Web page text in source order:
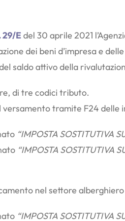
29/Edel 30 aprile 2021
dei beni d’impresa e
saldo attivo della
di tre codici tributo.
versamento tramite F24
“IMPOSTA SOSTITUTIVA
“IMPOSTA SOSTITUTIVA
nel settore
“IMPOSTA SOSTITUTIVA